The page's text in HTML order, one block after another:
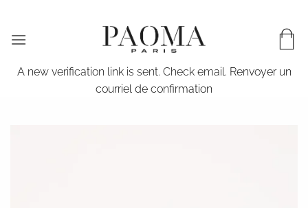
contenu
A new verification link is sent. Check email. Renvoyer un
courriel de confirmation